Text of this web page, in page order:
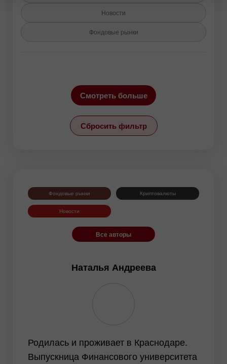
Новости
Фондовые рынки
EURUSD
GBPUSD
USDCHF
USDCAD
USDJPY
AUDUSD
GBPJPY
EURGBP
#USDX
Смотреть больше
Сбросить фильтр
Фондовые рынки Криптовалюты
Новости
Все авторы
Наталья Андреева
Родилась и проживает в Краснодаре.
Выпускница Финансового университета